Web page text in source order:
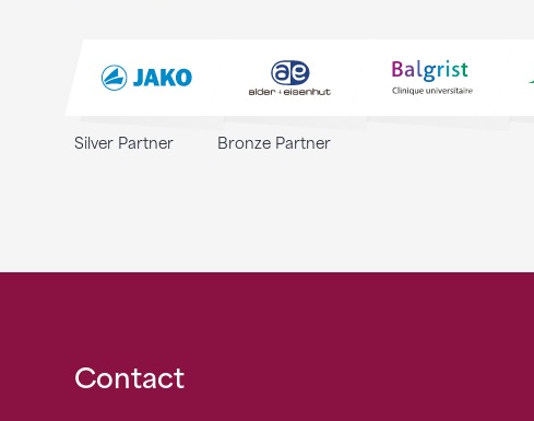
Silver Partner Bronze Partner
Fusszeile
Contact